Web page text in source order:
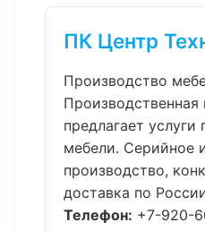
ПК Центр
Производство
предлагает услуги
мебели. Серийное
производство,
доставка по
Телефон: +7-920-